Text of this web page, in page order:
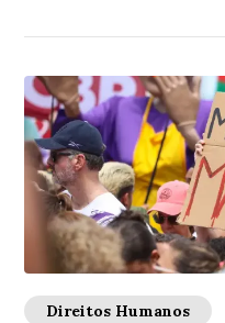
Direitos Humanos